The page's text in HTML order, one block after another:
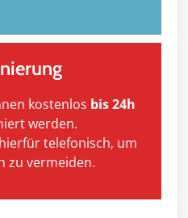
kostenlos bis 24h
werden.
telefonisch, um
zu vermeiden.